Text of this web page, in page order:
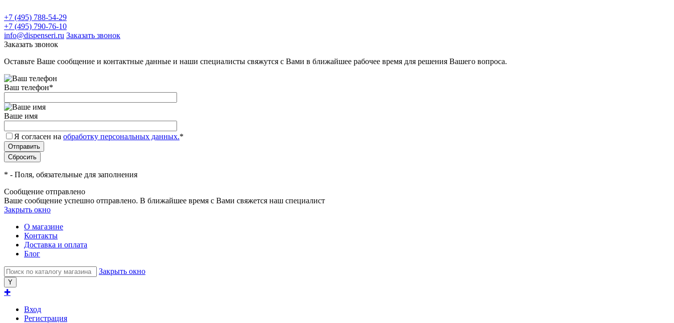
+7 (495) 788-54-29
+7 (495) 790-76-10
info@dispenseri.ru Заказать звонок
Заказать звонок
Оставьте Ваше сообщение и контактные данные и наши специалисты свяжутся с Вами в ближайшее рабочее время для решения Вашего вопроса.
Ваш телефон*
Ваше имя
Я согласен на обработку персональных данных.*
* - Поля, обязательные для заполнения
Сообщение отправлено
Ваше сообщение успешно отправлено. В ближайшее время с Вами свяжется наш специалист
Закрыть окно
О магазине
Контакты
Доставка и оплата
Блог
Закрыть окно
✚
Вход
Регистрация